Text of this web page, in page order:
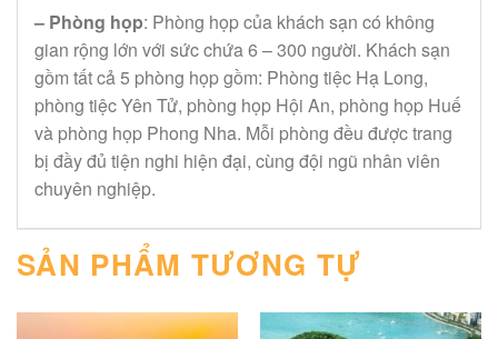
– Phòng họp: Phòng họp của khách sạn có không
gian rộng lớn với sức chứa 6 – 300 người. Khách sạn
gồm tất cả 5 phòng họp gồm: Phòng tiệc Hạ Long,
phòng tiệc Yên Tử, phòng họp Hội An, phòng họp Huế
và phòng họp Phong Nha. Mỗi phòng đều được trang
bị đầy đủ tiện nghi hiện đại, cùng đội ngũ nhân viên
chuyên nghiệp.
SẢN PHẨM TƯƠNG TỰ